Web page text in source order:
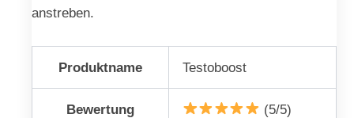
anstreben.
Produktname Testoboost
Bewertung (5/5)